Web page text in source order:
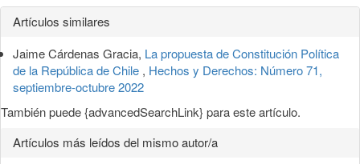
Detalles
del
artículo
Artículos similares
Jaime Cárdenas Gracia, La propuesta de Constitución Política
de la República de Chile , Hechos y Derechos: Número 71,
septiembre-octubre 2022
También puede {advancedSearchLink} para este artículo.
Artículos más leídos del mismo autor/a